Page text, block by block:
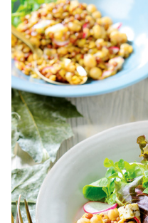
บันเทิง
รูปภาพ
ดู
หนัง
Music
Station
ละคร
บันเทิง
เกาหลี